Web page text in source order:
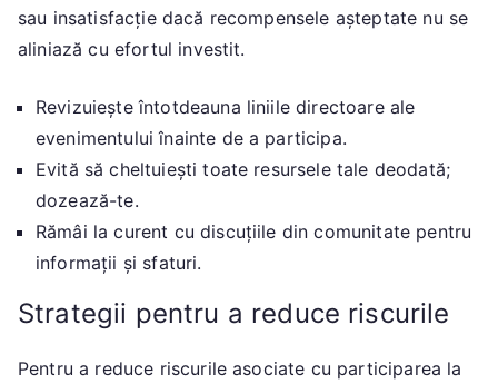
sau insatisfacție dacă recompensele așteptate nu se
aliniază cu efortul investit.
Revizuiește întotdeauna liniile directoare ale
evenimentului înainte de a participa.
Evită să cheltuiești toate resursele tale deodată;
dozează-te.
Rămâi la curent cu discuțiile din comunitate pentru
informații și sfaturi.
Strategii pentru a reduce riscurile
Pentru a reduce riscurile asociate cu participarea la